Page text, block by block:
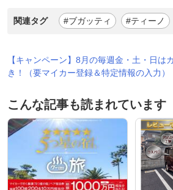
関連タグ #ブガッティ #ティーノ
【キャンペーン】8月の毎週金・土・日は
き！（要マイカー登録＆特定情報の入力）
こんな記事も読まれています